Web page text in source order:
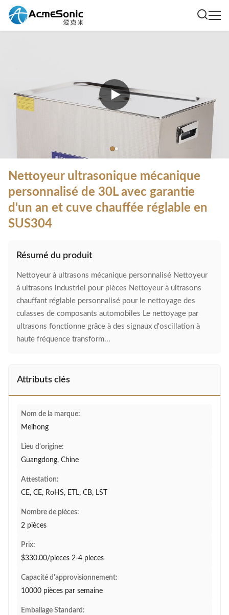
Nettoyeur ultrasonique mécanique
personnalisé de 30L avec garantie
d'un an et cuve chauffée réglable en
SUS304
Résumé du produit
Nettoyeur à ultrasons mécanique personnalisé Nettoyeur
à ultrasons industriel pour pièces Nettoyeur à ultrasons
chauffant réglable personnalisé pour le nettoyage des
culasses de composants automobiles Le nettoyage par
ultrasons fonctionne grâce à des signaux d'oscillation à
haute fréquence transform...
Attributs clés
Nom de la marque:
Meihong
Lieu d'origine:
Guangdong, Chine
Attestation:
CE, CE, RoHS, ETL, CB, LST
Nombre de pièces:
2 pièces
Prix:
$330.00/pieces 2-4 pieces
Capacité d'approvisionnement:
10000 pièces par semaine
Emballage Standard: